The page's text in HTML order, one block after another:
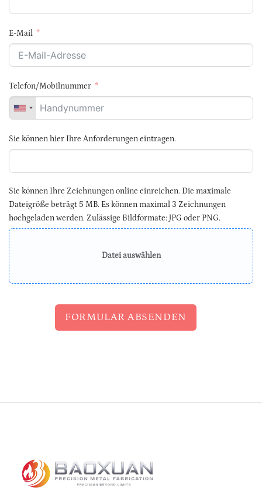
E-Mail
Telefon/Mobilnummer
Sie können hier Ihre Anforderungen eintragen.
Sie können Ihre Zeichnungen online einreichen. Die maximale
Dateigröße beträgt 5 MB. Es können maximal 3 Zeichnungen
hochgeladen werden. Zulässige Bildformate: JPG oder PNG.
Datei auswählen
FORMULAR ABSENDEN